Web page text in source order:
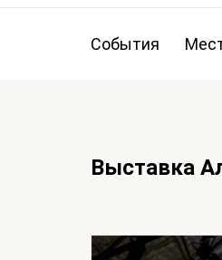
События
Выставка